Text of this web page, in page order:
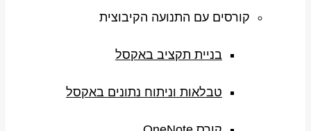
קורסים עם התנועה הקיבוצית
בניית תקציב באקסל
טבלאות וניתוח נתונים באקסל